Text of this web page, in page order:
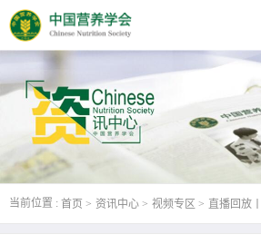
当前位置 : 首页 资讯中心 视频专区 直播回放